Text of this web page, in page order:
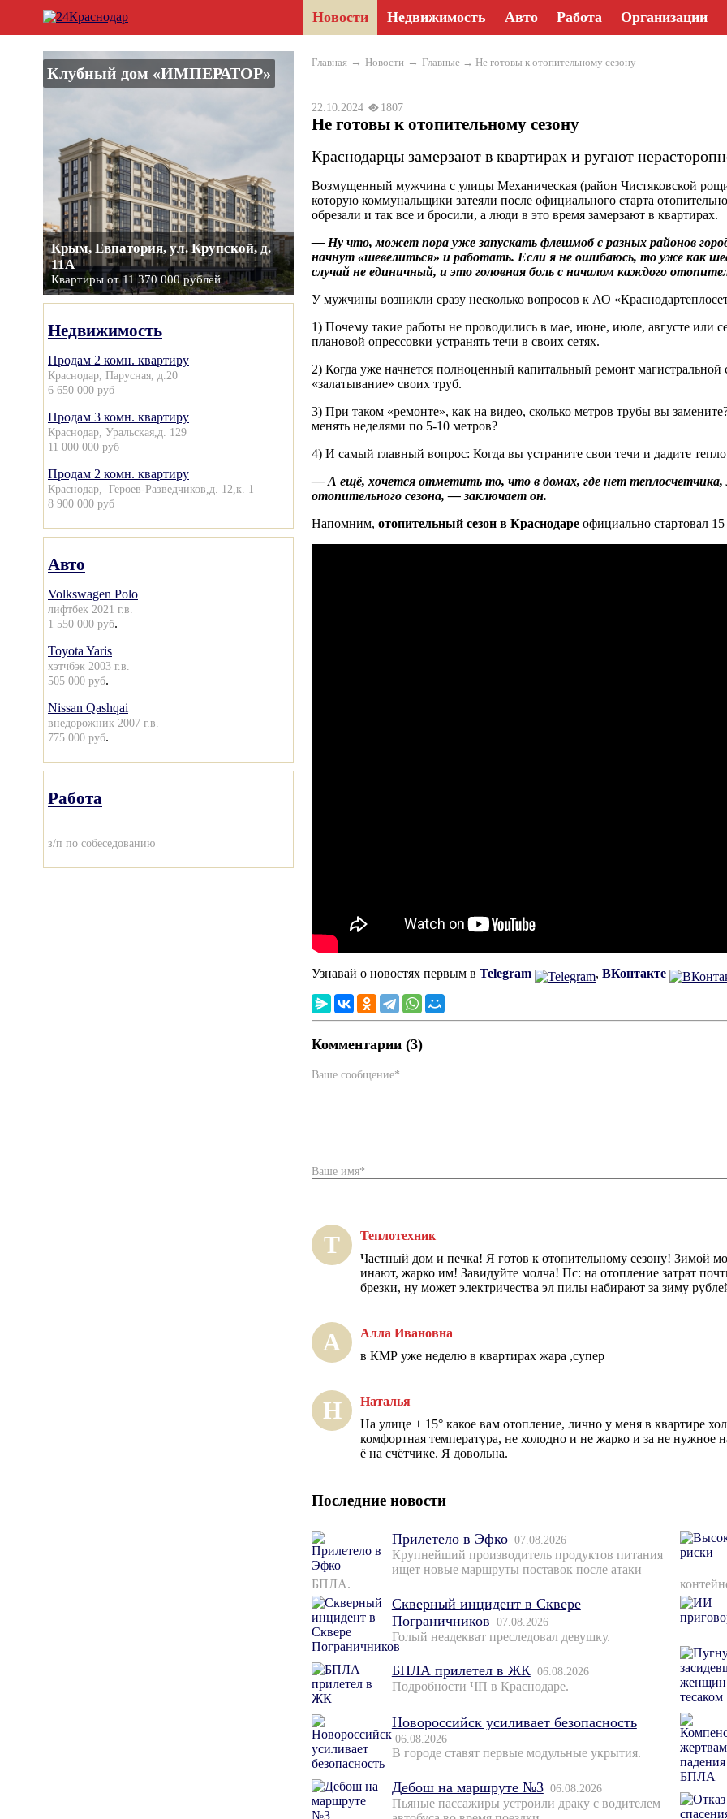
Новости Недвижимость Авто Работа Организации
Клубный дом «ИМПЕРАТОР»
Крым, Евпатория, ул. Крупской, д.
11А
Квартиры от 11 370 000 рублей
Недвижимость
Продам 2 комн. квартиру
Краснодар, Парусная, д.20
6 650 000 руб
Продам 3 комн. квартиру
Краснодар, Уральская,д. 129
11 000 000 руб
Продам 2 комн. квартиру
Краснодар, Героев-Разведчиков,д. 12,к. 1
8 900 000 руб
Авто
Volkswagen Polo
лифтбек 2021 г.в.
1 550 000 руб.
Toyota Yaris
хэтчбэк 2003 г.в.
505 000 руб.
Nissan Qashqai
внедорожник 2007 г.в.
775 000 руб.
Работа
з/п по собеседованию
Главная → Новости → Главные → Не готовы к отопительному сезону
22.10.2024 1807
Не готовы к отопительному сезону
Краснодарцы замерзают в квартирах и ругают
Возмущенный мужчина с улицы Механическая (район Чистяковской
которую коммунальщики затеяли после официального старта
обрезали и так все и бросили, а люди в это время замерзают в квартирах.
— Ну что, может пора уже запускать флешмоб с разных районов
начнут «шевелиться» и работать. Если я не ошибаюсь, то уже как
случай не единичный, и это головная боль с началом каждого
У мужчины возникли сразу несколько вопросов к АО
1) Почему такие работы не проводились в мае, июне, июле, августе или
плановой опрессовки устранять течи в своих сетях.
2) Когда уже начнется полноценный капитальный ремонт
«залатывание» своих труб.
3) При таком «ремонте», как на видео, сколько метров трубы вы
менять неделями по 5-10 метров?
4) И самый главный вопрос: Когда вы устраните свои течи и дадите
— А ещё, хочется отметить то, что в домах, где нет теплосчетчика,
отопительного сезона, — заключает он.
Напомним, отопительный сезон в Краснодаре официально стартовал
Узнавай о новостях первым в Telegram , ВКонтакте
Комментарии (3)
Ваше сообщение*
Ваше имя*
Т Теплотехник
Частный дом и печка! Я готов к отопительному сезону! Зимой
инают, жарко им! Завидуйте молча! Пс: на отопление затрат
брезки, ну может электричества эл пилы набирают за зиму
А Алла Ивановна
в КМР уже неделю в квартирах жара ,супер
Н Наталья
На улице + 15° какое вам отопление, лично у меня в квартире
комфортная температура, не холодно и не жарко и за не
ё на счётчике. Я довольна.
Последние новости
Прилетело в Эфко 07.08.2026
Крупнейший производитель продуктов питания
ищет новые маршруты поставок после атаки
БПЛА.
Скверный инцидент в Сквере
Пограничников 07.08.2026
Голый неадекват преследовал девушку.
БПЛА прилетел в ЖК 06.08.2026
Подробности ЧП в Краснодаре.
Новороссийск усиливает безопасность
06.08.2026
В городе ставят первые модульные укрытия.
Дебош на маршруте №3 06.08.2026
Пьяные пассажиры устроили драку с водителем